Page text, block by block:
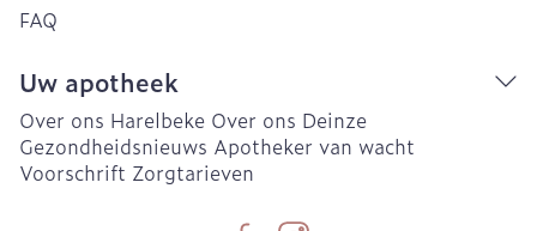
FAQ
Uw apotheek
Over ons Harelbeke Over ons Deinze
Gezondheidsnieuws Apotheker van wacht
Voorschrift Zorgtarieven